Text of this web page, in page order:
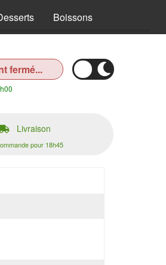
Boissons
fermé...
Livraison
pour 18h45